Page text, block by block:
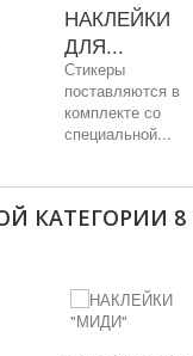
НАКЛЕЙКИ
ДЛЯ...
Стикеры
поставляются в
комплекте со
специальной...
КАТЕГОРИИ 8